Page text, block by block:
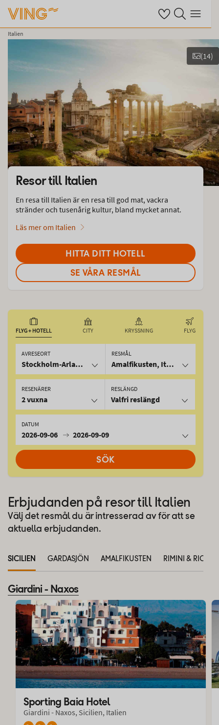
Se dina sparade
Sök på ving.se
Meny
Italien
Se bilder
(14)
Resor till Italien
En resa till Italien är en resa till god mat, vackra
stränder och tusenårig kultur, bland mycket annat.
Läs mer om Italien
HITTA DITT HOTELL
SE VÅRA RESMÅL
FLYG + HOTELL CITY KRYSSNING FLYG
AVRESEORT
Stockholm-Arlanda
RESMÅL
Amalfikusten, Italien
RESLÄNGD
Valfri reslängd
DATUM
2026-09-06 2026-09-09
RESENÄRER
2 vuxna
SÖK
Erbjudanden på resor till Italien
Välj det resmål du är intresserad av för att se
aktuella erbjudanden.
SICILIEN GARDASJÖN AMALFIKUSTEN RIMINI &
Giardini - Naxos
Sporting Baia Hotel
Giardini - Naxos, Sicilien, Italien